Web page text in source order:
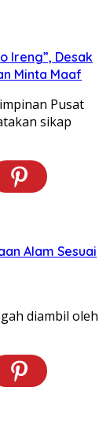
Ireng”, Desak
Minta Maaf
Pusat
sikap
Alam Sesuai
diambil oleh